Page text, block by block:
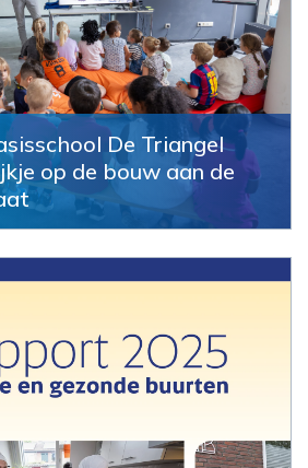
De Triangel
op de bouw aan de